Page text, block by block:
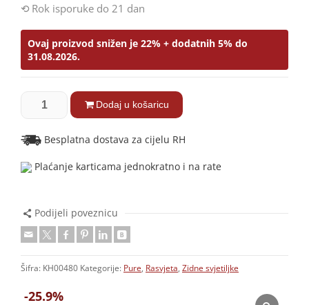
-25.9%
Rok isporuke do 21 dan
Ovaj proizvod snižen je 22% + dodatnih 5% do
31.08.2026.
Dodaj u košaricu
Besplatna dostava za cijelu RH
Plaćanje karticama jednokratno i na rate
Podijeli poveznicu
Šifra: KH00480 Kategorije: Pure, Rasvjeta, Zidne svjetiljke